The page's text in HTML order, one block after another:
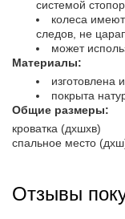
системой
колеса
следов, не
может
Материалы:
изготовлена
покрыта
Общие размеры:
кроватка (дхшхв)
спальное место
Отзывы